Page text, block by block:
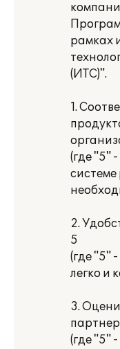
рамках
(ИТС)".
1.
(где "5"
2.
5
(где "5"
легко и
3.
(где "5"